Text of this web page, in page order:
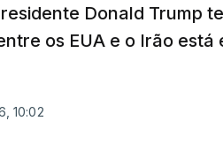
Donald Trump
os EUA e o Irão está
10:02